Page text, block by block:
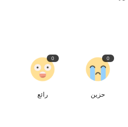
0
حزين
0
رائع